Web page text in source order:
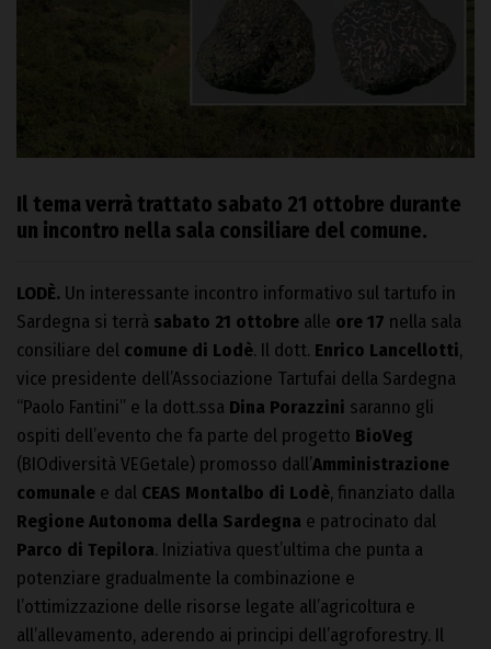
Il tema verrà trattato sabato 21 ottobre durante
un incontro nella sala consiliare del comune.
LODÈ. Un interessante incontro informativo sul tartufo in
Sardegna si terrà sabato 21 ottobre alle ore 17 nella sala
consiliare del comune di Lodè. Il dott. Enrico Lancellotti,
vice presidente dell’Associazione Tartufai della Sardegna
“Paolo Fantini” e la dott.ssa Dina Porazzini saranno gli
ospiti dell’evento che fa parte del progetto BioVeg
(BIOdiversità VEGetale) promosso dall’Amministrazione
comunale e dal CEAS Montalbo di Lodè, finanziato dalla
Regione Autonoma della Sardegna e patrocinato dal
Parco di Tepilora. Iniziativa quest’ultima che punta a
potenziare gradualmente la combinazione e
l’ottimizzazione delle risorse legate all’agricoltura e
all’allevamento, aderendo ai principi dell’agroforestry. Il